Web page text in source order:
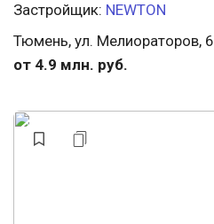
Застройщик: NEWTON
Тюмень, ул. Мелиораторов, 6
от 4.9 млн. руб.